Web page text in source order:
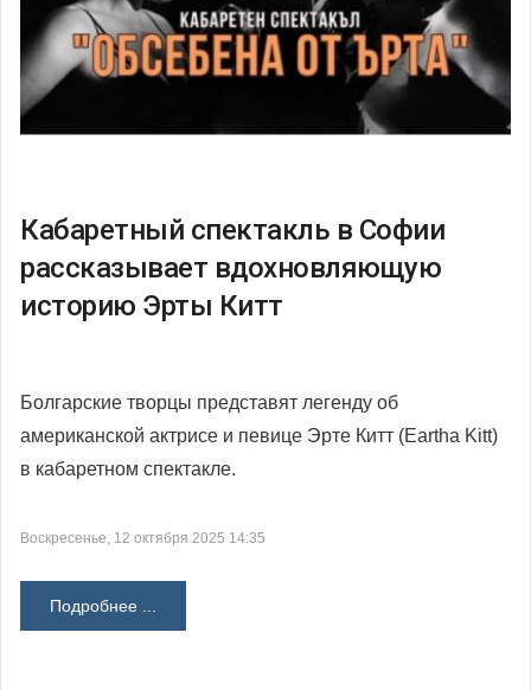
Кабаретный спектакль в Софии
рассказывает вдохновляющую
историю Эрты Китт
Болгарские творцы представят легенду об
американской актрисе и певице Эрте Китт (Eartha Kitt)
в кабаретном спектакле.
Воскресенье, 12 октября 2025 14:35
Подробнее ...